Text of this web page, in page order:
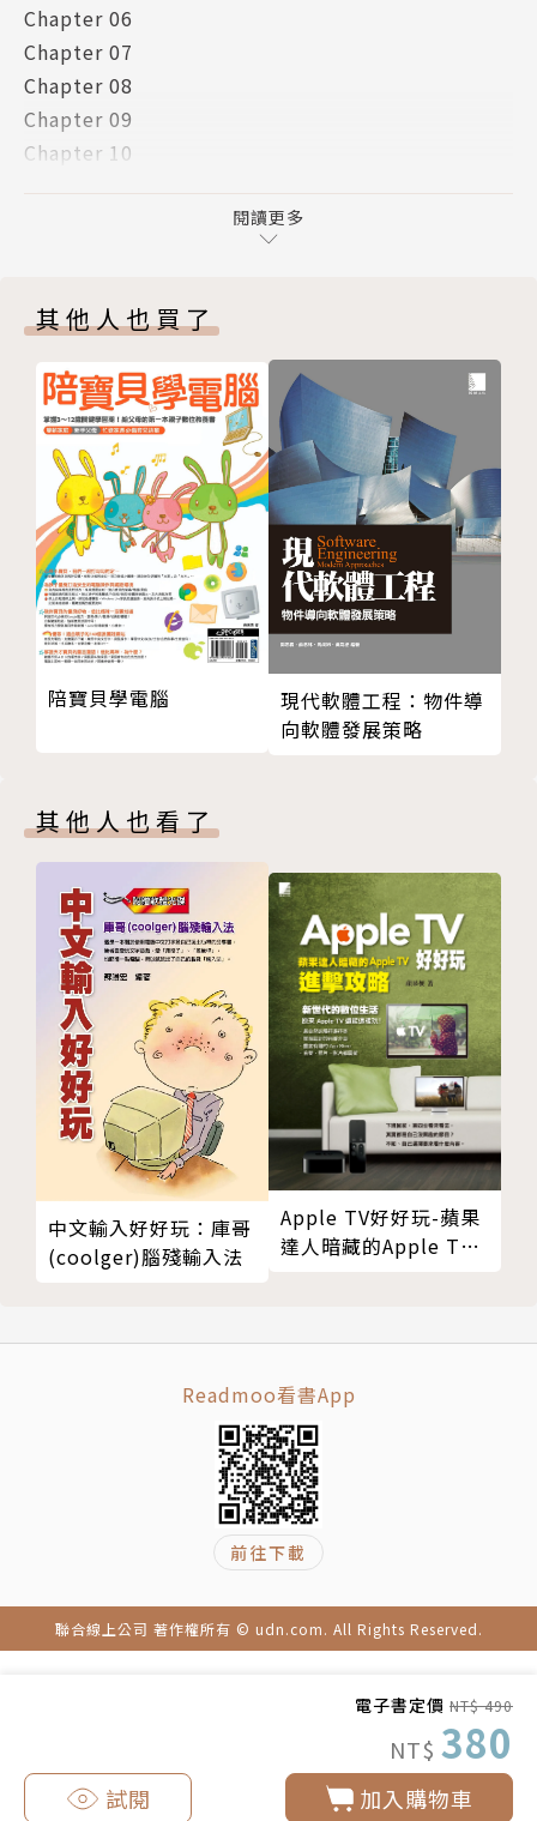
電子書定價 NT$ 490
NT$ 380
加入購物車
試閱
Chapter 06
Chapter 07
Chapter 08
Chapter 09
Chapter 10
Chapter 15
Chapter 17
Chapter 18
Appendix A
Appendix B
Appendix C
Appendix D
Appendix E
閱讀更多
其他人也買了
陪寶貝學電腦
現代軟體工程：物件導
向軟體發展策略
其他人也看了
中文輸入好好玩：庫哥
(coolger)腦殘輸入法
Apple TV好好玩-蘋果
達人暗藏的Apple TV
Readmoo看書App
前往下載
聯合線上公司 著作權所有 © udn.com. All Rights Reserved.